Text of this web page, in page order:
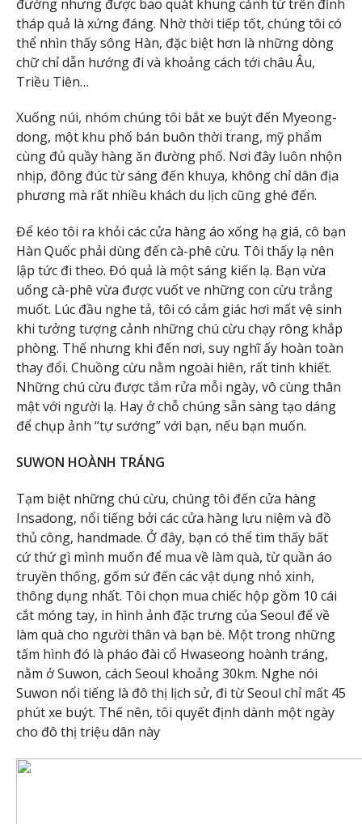
đường nhưng được bao quát khung cảnh từ trên đỉnh
tháp quả là xứng đáng. Nhờ thời tiếp tốt, chúng tôi có
thể nhìn thấy sông Hàn, đặc biệt hơn là những dòng
chữ chỉ dẫn hướng đi và khoảng cách tới châu Âu,
Triều Tiên…
Xuống núi, nhóm chúng tôi bắt xe buýt đến Myeong-
dong, một khu phố bán buôn thời trang, mỹ phẩm
cùng đủ quầy hàng ăn đường phố. Nơi đây luôn nhộn
nhịp, đông đúc từ sáng đến khuya, không chỉ dân địa
phương mà rất nhiều khách du lịch cũng ghé đến.
Để kéo tôi ra khỏi các cửa hàng áo xống hạ giá, cô bạn
Hàn Quốc phải dùng đến cà-phê cừu. Tôi thấy lạ nên
lập tức đi theo. Đó quả là một sáng kiến lạ. Bạn vừa
uống cà-phê vừa được vuốt ve những con cừu trắng
muốt. Lúc đầu nghe tả, tôi có cảm giác hơi mất vệ sinh
khi tưởng tượng cảnh những chú cừu chạy rông khắp
phòng. Thế nhưng khi đến nơi, suy nghĩ ấy hoàn toàn
thay đổi. Chuồng cừu nằm ngoài hiên, rất tinh khiết.
Những chú cừu được tắm rửa mỗi ngày, vô cùng thân
mật với người lạ. Hay ở chỗ chúng sẵn sàng tạo dáng
để chụp ảnh “tự sướng” với bạn, nếu bạn muốn.
SUWON HOÀNH TRÁNG
Tạm biệt những chú cừu, chúng tôi đến cửa hàng
Insadong, nổi tiếng bởi các cửa hàng lưu niệm và đồ
thủ công, handmade. Ở đây, bạn có thể tìm thấy bất
cứ thứ gì mình muốn để mua về làm quà, từ quần áo
truyền thống, gốm sứ đến các vật dụng nhỏ xinh,
thông dụng nhất. Tôi chọn mua chiếc hộp gồm 10 cái
cắt móng tay, in hình ảnh đặc trưng của Seoul để về
làm quà cho người thân và bạn bè. Một trong những
tấm hình đó là pháo đài cổ Hwaseong hoành tráng,
nằm ở Suwon, cách Seoul khoảng 30km. Nghe nói
Suwon nổi tiếng là đô thị lịch sử, đi từ Seoul chỉ mất 45
phút xe buýt. Thế nên, tôi quyết định dành một ngày
cho đô thị triệu dân này